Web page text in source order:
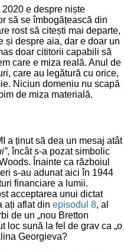
e despre niște
să se îmbogățească din
rost să citești mai departe,
și despre aia, dar e doar un
doar cititorii capabili să
care e miza reală. Anul de
care au legătură cu orice,
Niciun domeniu nu scapă
de miza materială.
a ținut să dea un mesaj atât
, încât s-a pozat simbolic
Înainte ca războiul
s-au adunat aici în 1944
financiare a lumii.
acceptarea unui dictat
ați aflat din episodul 8, al
de un „nou Bretton
loc sună la fel de grav ca „o
Georgieva?